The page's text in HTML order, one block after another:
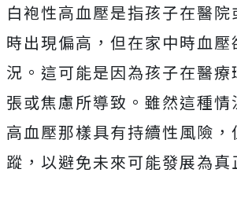
白袍性高血壓是指孩子在醫院
時出現偏高，但在家中時血壓
況。這可能是因為孩子在醫療
張或焦慮所導致。雖然這種情
高血壓那樣具有持續性風險
蹤，以避免未來可能發展為真